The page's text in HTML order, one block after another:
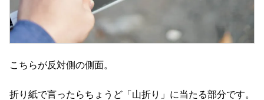
こちらが反対側の側面。
折り紙で言ったらちょうど「山折り」に当たる部分です。